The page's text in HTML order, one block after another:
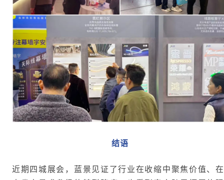
结语
近期四城展会，蓝景见证了行业在收缩中聚焦价值、在